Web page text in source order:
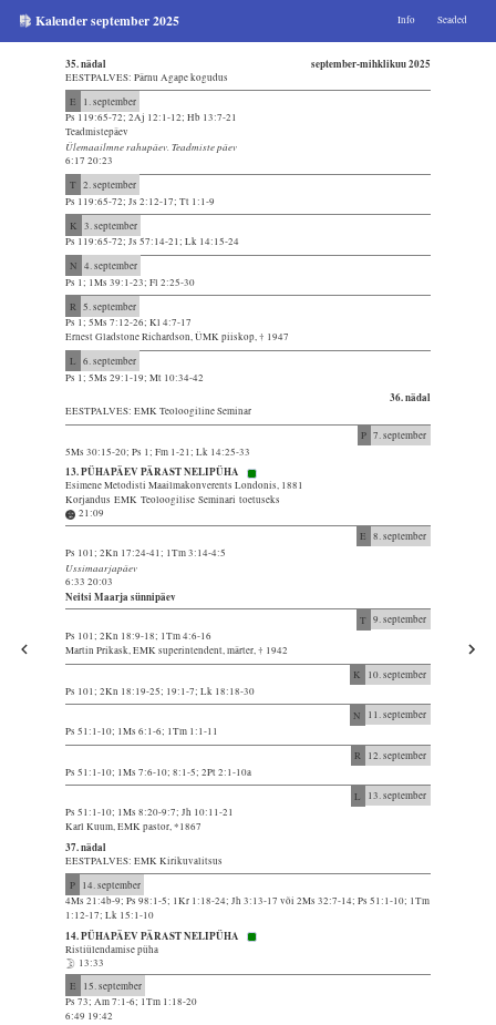
Kalender september 2025 Info Seaded
35. nädal september-mihklikuu 2025
EESTPALVES: Pärnu Agape kogudus
E
1. september
Ps 119:65-72; 2Aj 12:1-12; Hb 13:7-21
Teadmistepäev
Ülemaailmne rahupäev. Teadmiste päev
6:17 20:23
T 2. september
Ps 119:65-72; Js 2:12-17; Tt 1:1-9
K
3. september
Ps 119:65-72; Js 57:14-21; Lk 14:15-24
N 4. september
Ps 1; 1Ms 39:1-23; Fl 2:25-30
R 5. september
Ps 1; 5Ms 7:12-26; Kl 4:7-17
Ernest Gladstone Richardson, ÜMK piiskop, † 1947
L 6. september
Ps 1; 5Ms 29:1-19; Mt 10:34-42
36. nädal
EESTPALVES: EMK Teoloogiline Seminar
P 7. september
5Ms 30:15-20; Ps 1; Fm 1-21; Lk 14:25-33
13. PÜHAPÄEV PÄRAST NELIPÜHA
Esimene Metodisti Maailmakonverents Londonis, 1881
Korjandus EMK Teoloogilise Seminari toetuseks
21:09
E 8. september
Ps 101; 2Kn 17:24-41; 1Tm 3:14-4:5
Ussimaarjapäev
6:33 20:03
Neitsi Maarja sünnipäev
T 9. september
Ps 101; 2Kn 18:9-18; 1Tm 4:6-16
Martin Prikask, EMK superintendent, märter, † 1942
K
10. september
Ps 101; 2Kn 18:19-25; 19:1-7; Lk 18:18-30
N
11. september
Ps 51:1-10; 1Ms 6:1-6; 1Tm 1:1-11
R 12. september
Ps 51:1-10; 1Ms 7:6-10; 8:1-5; 2Pt 2:1-10a
L
13. september
Ps 51:1-10; 1Ms 8:20-9:7; Jh 10:11-21
Karl Kuum, EMK pastor, *1867
37. nädal
EESTPALVES: EMK Kirikuvalitsus
P 14. september
4Ms 21:4b-9; Ps 98:1-5; 1Kr 1:18-24; Jh 3:13-17 või 2Ms 32:7-14; Ps 51:1-10; 1Tm
1:12-17; Lk 15:1-10
14. PÜHAPÄEV PÄRAST NELIPÜHA
Ristiülendamise püha
13:33
E
15. september
Ps 73; Am 7:1-6; 1Tm 1:18-20
6:49 19:42